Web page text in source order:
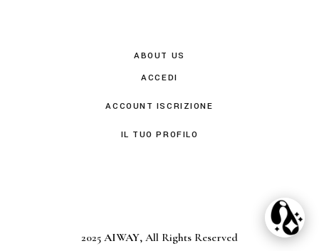
ABOUT US
ACCEDI
ACCOUNT ISCRIZIONE
IL TUO PROFILO
2025 AIWAY, All Rights Reserved